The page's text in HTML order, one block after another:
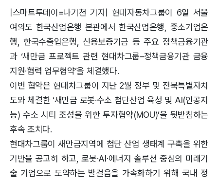
|스마트투데이=나기천 기자| 현대자동차그룹이 6일 서울
여의도 한국산업은행 본관에서 한국산업은행, 중소기업은
행, 한국수출입은행, 신용보증기금 등 주요 정책금융기관
과 ‘새만금 프로젝트 관련 현대차그룹–정책금융기관 금융
지원·협력 업무협약’을 체결했다.
이번 협약은 현대차그룹이 지난 2월 정부 및 전북특별자치
도와 체결한 ‘새만금 로봇·수소 첨단산업 육성 및 AI(인공지
능) 수소 시티 조성을 위한 투자협약(MOU)’을 뒷받침하는
후속 조치다.
현대차그룹이 새만금지역에 첨단 산업 생태계 구축을 위한
기반을 공고히 하고, 로봇·AI·에너지 솔루션 중심의 미래기
술 기업으로 도약하는 발걸음을 가속화하기 위해 국내 정